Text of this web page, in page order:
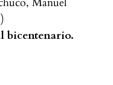
bicentenario.